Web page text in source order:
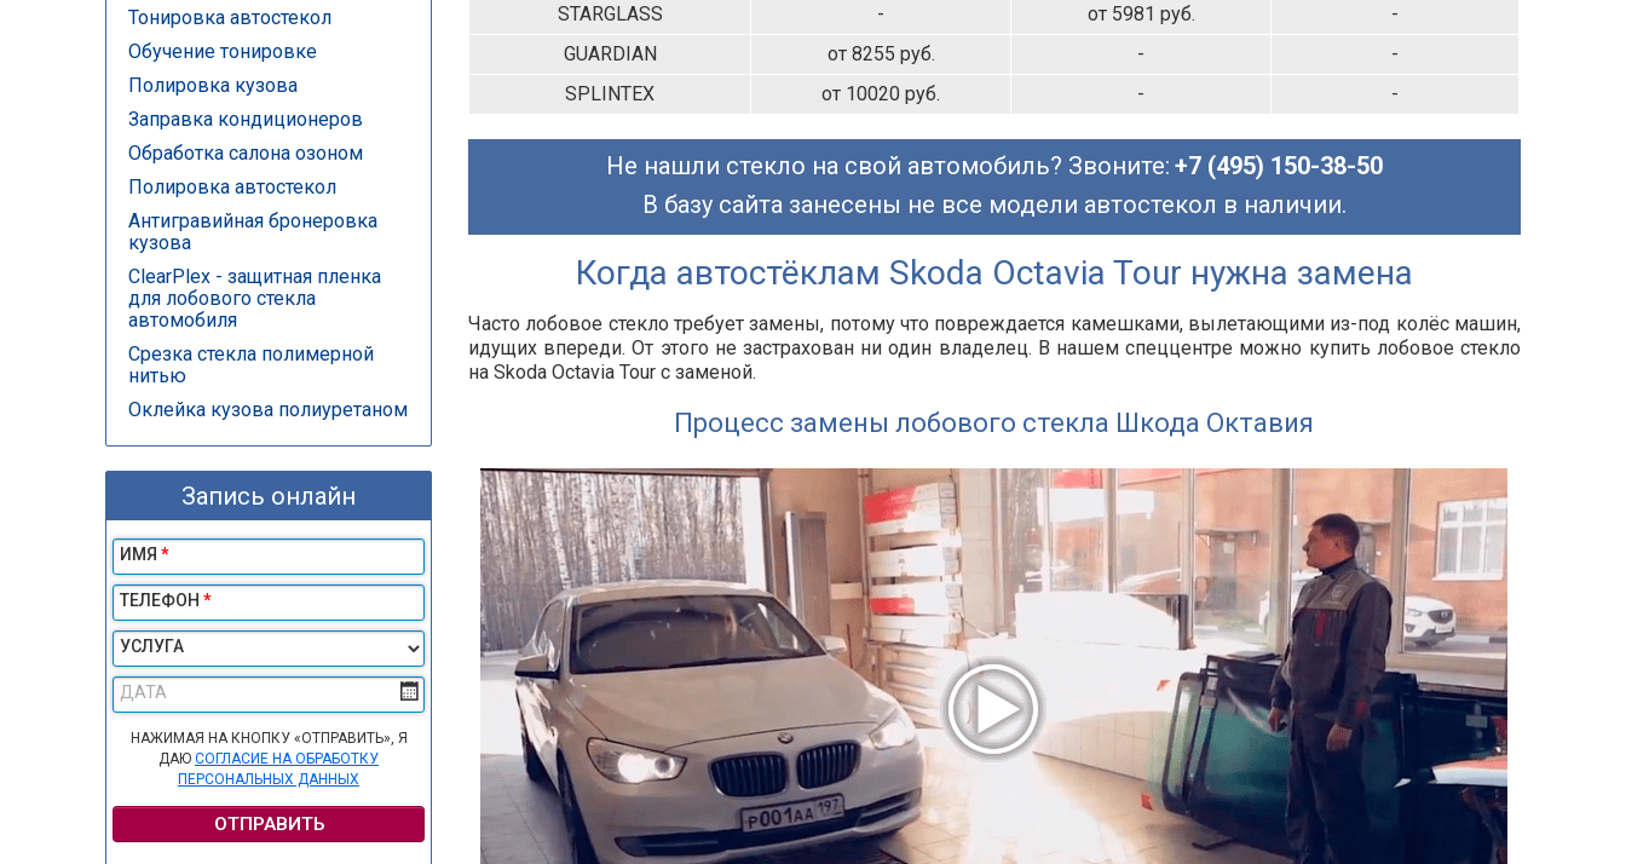
Тонировка автостекол
Обучение тонировке
Полировка кузова
Заправка кондиционеров
Обработка салона озоном
Полировка автостекол
Антигравийная бронеровка
кузова
ClearPlex - защитная пленка
для лобового стекла
автомобиля
Срезка стекла полимерной
нитью
Оклейка кузова полиуретаном
Запись онлайн
ИМЯ *
ТЕЛЕФОН *
УСЛУГА
ДАТА
НАЖИМАЯ НА КНОПКУ «ОТПРАВИТЬ», Я
ДАЮ СОГЛАСИЕ НА ОБРАБОТКУ
ПЕРСОНАЛЬНЫХ ДАННЫХ
ОТПРАВИТЬ
STARGLASS
- от 5981 руб.
-
GUARDIAN
от 8255 руб. -
-
SPLINTEX
от 10020 руб. - -
Не нашли стекло на свой автомобиль? Звоните: +7 (495) 150-38-50
В базу сайта занесены не все модели автостекол в наличии.
Когда автостёклам Skoda Octavia Tour нужна замена
Часто лобовое стекло требует замены, потому что повреждается камешками, вылетающими из-под колёс машин,
идущих впереди. От этого не застрахован ни один владелец. В нашем спеццентре можно купить лобовое стекло
на Skoda Octavia Tour с заменой.
Процесс замены лобового стекла Шкода Октавия